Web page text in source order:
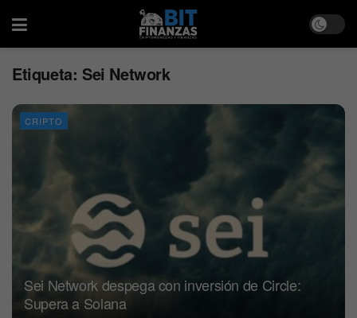
Etiqueta: Sei Network
CRIPTO
Sei Network despega con inversión de Circle:
Supera a Solana